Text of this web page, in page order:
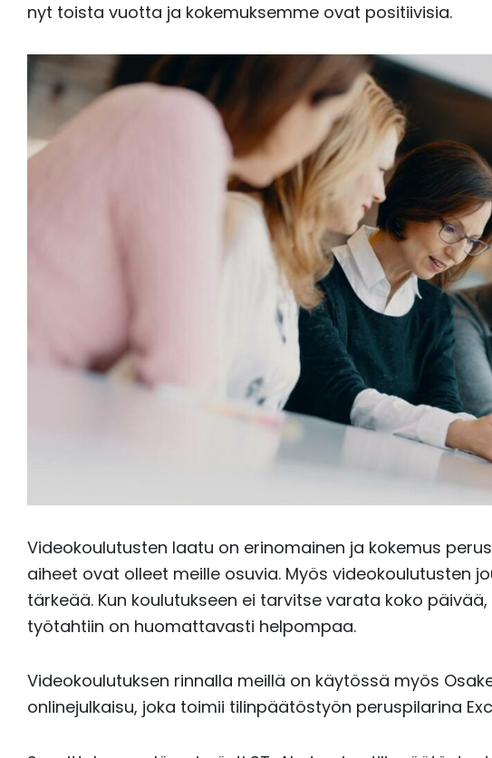
nyt toista vuotta ja kokemuksemme ovat positiivisia.
Videokoulutusten laatu on erinomainen ja kokemus
aiheet ovat olleet meille osuvia. Myös videokoulutusten
tärkeää. Kun koulutukseen ei tarvitse varata koko
työtahtiin on huomattavasti helpompaa.
Videokoulutuksen rinnalla meillä on käytössä myös
onlinejulkaisu, joka toimii tilinpäätöstyön peruspilarina